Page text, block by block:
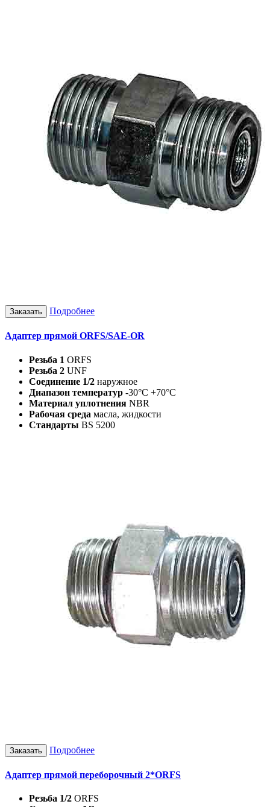
Заказать Подробнее
Адаптер прямой ORFS/SAE-OR
Резьба 1 ORFS
Резьба 2 UNF
Соединение 1/2 наружное
Диапазон температур -30°C +70°C
Материал уплотнения NBR
Рабочая среда масла, жидкости
Стандарты BS 5200
Заказать Подробнее
Адаптер прямой переборочный 2*ORFS
Резьба 1/2 ORFS